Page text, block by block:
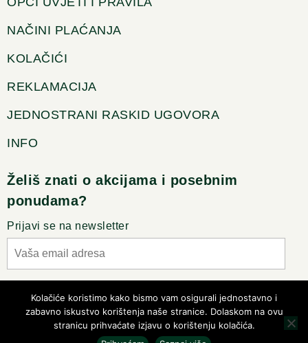
NAČINI PLAĆANJA
KOLAČIĆI
REKLAMACIJA
JEDNOSTRANI RASKID UGOVORA
INFO
Želiš znati o akcijama i posebnim
ponudama?
Prijavi se na newsletter
Kolačiće koristimo kako bismo vam osigurali jednostavno i
zabavno iskustvo korištenja naše stranice. Dolaskom na ovu
stranicu prihvaćate izjavu o korištenju kolačića.